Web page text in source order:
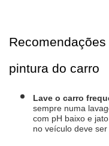
pintura do carro
Lave o carro
sempre numa
com pH baixo e
no veículo deve